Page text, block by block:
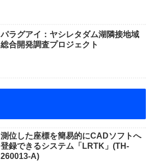
パラグアイ：ヤシレタダム湖隣接地域
総合開発調査プロジェクト
測位した座標を簡易的にCADソフトへ
登録できるシステム「LRTK」(TH-
260013-A)